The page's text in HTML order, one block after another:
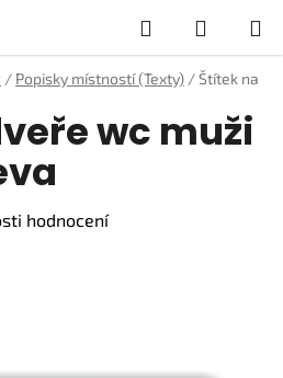
Hledat
KOŠÍK
/ Popisky místností (Texty) /Štítek na
wc muži
hodnocení